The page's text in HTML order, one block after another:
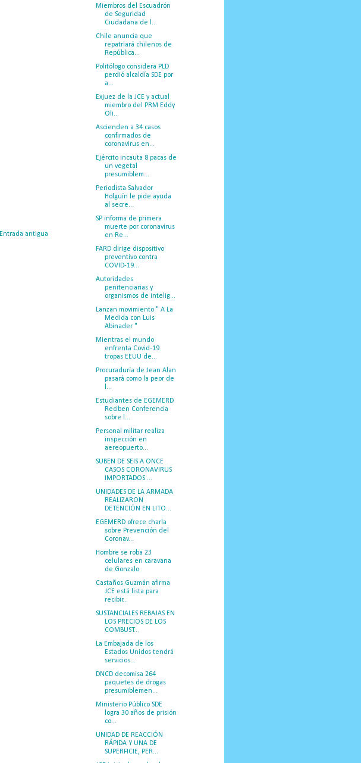
Entrada antigua
Miembros del Escuadrón
de Seguridad
Ciudadana de l...
Chile anuncia que
repatriará chilenos de
República...
Politólogo considera PLD
perdió alcaldía SDE por
a...
Exjuez de la JCE y actual
miembro del PRM Eddy
Oli...
Ascienden a 34 casos
confirmados de
coronavirus en...
Ejército incauta 8 pacas de
un vegetal
presumiblem...
Periodista Salvador
Holguín le pide ayuda
al secre...
SP informa de primera
muerte por coronavirus
en Re...
FARD dirige dispositivo
preventivo contra
COVID-19...
Autoridades
penitenciarias y
organismos de intelig...
Lanzan movimiento " A La
Medida con Luis
Abinader "
Mientras el mundo
enfrenta Covid-19
tropas EEUU de...
Procuraduría de Jean Alan
pasará como la peor de
l...
Estudiantes de EGEMERD
Reciben Conferencia
sobre l...
Personal militar realiza
inspección en
aereopuerto...
SUBEN DE SEIS A ONCE
CASOS CORONAVIRUS
IMPORTADOS ...
UNIDADES DE LA ARMADA
REALIZARON
DETENCIÓN EN LITO...
EGEMERD ofrece charla
sobre Prevención del
Coronav...
Hombre se roba 23
celulares en caravana
de Gonzalo
Castaños Guzmán afirma
JCE está lista para
recibir...
SUSTANCIALES REBAJAS EN
LOS PRECIOS DE LOS
COMBUST...
La Embajada de los
Estados Unidos tendrá
servicios...
DNCD decomisa 264
paquetes de drogas
presumiblemen...
Ministerio Público SDE
logra 30 años de prisión
co...
UNIDAD DE REACCIÓN
RÁPIDA Y UNA DE
SUPERFICIE, PER...